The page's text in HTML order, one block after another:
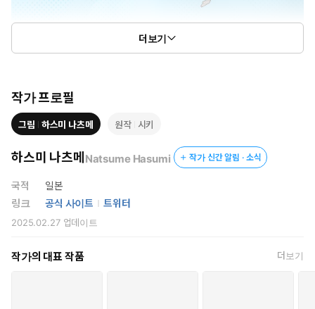
더보기
작가 프로필
그림 하스미 나츠메 원작 시키
하스미 나츠메 Natsume Hasumi 작가 신간 알림 · 소식
국적
일본
링크
공식 사이트 트위터
2025.02.27업데이트
작가의 대표 작품 더보기